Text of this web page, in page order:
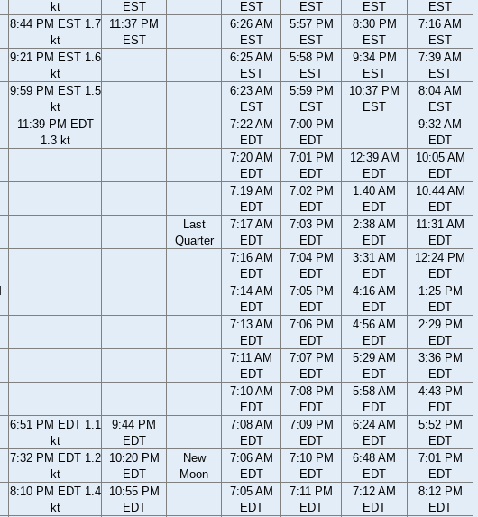
kt
EST
EST
EST
EST
EST
8:44 PM EST 1.7
kt
11:37 PM
EST
6:26 AM
EST
5:57 PM
EST
8:30 PM
EST
7:16 AM
EST
9:21 PM EST 1.6
kt
6:25 AM
EST
5:58 PM
EST
9:34 PM
EST
7:39 AM
EST
9:59 PM EST 1.5
kt
6:23 AM
EST
5:59 PM
EST
10:37 PM
EST
8:04 AM
EST
11:39 PM EDT
1.3 kt
7:22 AM
EDT
7:00 PM
EDT
9:32 AM
EDT
7:20 AM
EDT
7:01 PM
EDT
12:39 AM
EDT
10:05 AM
EDT
7:19 AM
EDT
7:02 PM
EDT
1:40 AM
EDT
10:44 AM
EDT
Last
Quarter
7:17 AM
EDT
7:03 PM
EDT
2:38 AM
EDT
11:31 AM
EDT
7:16 AM
EDT
7:04 PM
EDT
3:31 AM
EDT
12:24 PM
EDT
7:14 AM
EDT
7:05 PM
EDT
4:16 AM
EDT
1:25 PM
EDT
7:13 AM
EDT
7:06 PM
EDT
4:56 AM
EDT
2:29 PM
EDT
7:11 AM
EDT
7:07 PM
EDT
5:29 AM
EDT
3:36 PM
EDT
7:10 AM
EDT
7:08 PM
EDT
5:58 AM
EDT
4:43 PM
EDT
6:51 PM EDT 1.1
kt
9:44 PM
EDT
7:08 AM
EDT
7:09 PM
EDT
6:24 AM
EDT
5:52 PM
EDT
7:32 PM EDT 1.2
kt
10:20 PM
EDT
New
Moon
7:06 AM
EDT
7:10 PM
EDT
6:48 AM
EDT
7:01 PM
EDT
8:10 PM EDT 1.4
kt
10:55 PM
EDT
7:05 AM
EDT
7:11 PM
EDT
7:12 AM
EDT
8:12 PM
EDT